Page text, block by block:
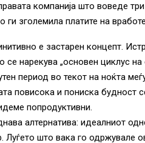
компанија што воведе
зголемила платите на
е застарен концепт.
се нарекува „основен циклус
период во текот на ноќта
повисока и пониска будност
попродуктивни.
алтернатива: идеалниот
што вака го одржувале